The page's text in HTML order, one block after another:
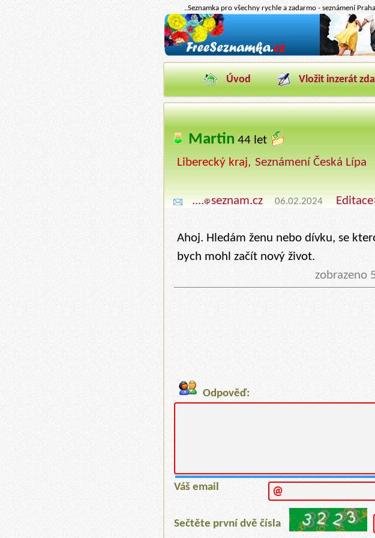
..Seznamka pro všechny rychle a zadarmo - seznámení
Úvod Vložit inzerát
Martin 44 let
Liberecký kraj, Seznámení Česká Lípa
.... seznam.cz 06.02.2024
Ahoj. Hledám ženu nebo dívku, se
bych mohl začít nový život.
zobrazeno
Odpověď:
Váš email
Sečtěte první dvě čísla